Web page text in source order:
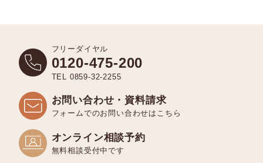
フリーダイヤル
0120-475-200
TEL 0859-32-2255
お問い合わせ・資料請求
フォームでのお問い合わせはこちら
オンライン相談予約
無料相談受付中です